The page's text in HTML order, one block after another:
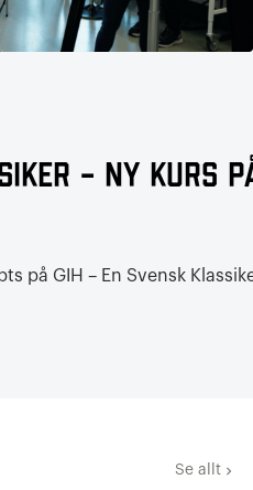
– ny kurs
på GIH – En Svensk
Se allt keyboard_arrow_right